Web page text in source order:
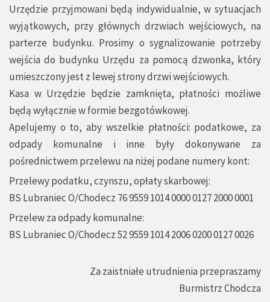
Urzędzie przyjmowani będą indywidualnie, w sytuacjach
wyjątkowych, przy głównych drzwiach wejściowych, na
parterze budynku. Prosimy o sygnalizowanie potrzeby
wejścia do budynku Urzędu za pomocą dzwonka, który
umieszczony jest z lewej strony drzwi wejściowych.
Kasa w Urzędzie będzie zamknięta, płatności możliwe
będą wyłącznie w formie bezgotówkowej.
Apelujemy o to, aby wszelkie płatności: podatkowe, za
odpady komunalne i inne były dokonywane za
pośrednictwem przelewu na niżej podane numery kont:
Przelewy podatku, czynszu, opłaty skarbowej:
BS Lubraniec O/Chodecz 76 9559 1014 0000 0127 2000 0001
Przelew za odpady komunalne:
BS Lubraniec O/Chodecz 52 9559 1014 2006 0200 0127 0026
Za zaistniałe utrudnienia przepraszamy
Burmistrz Chodcza